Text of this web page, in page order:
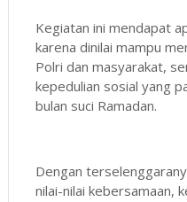
Kegiatan ini mendapat
karena dinilai mampu
Polri dan masyarakat,
kepedulian sosial yang
bulan suci Ramadan.
Dengan
nilai-nilai kebersamaan,